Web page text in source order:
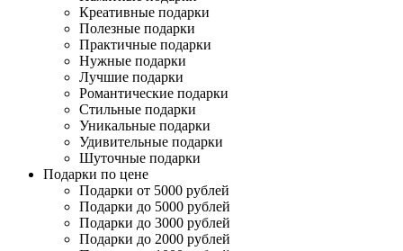
Креативные подарки
Полезные подарки
Практичные подарки
Нужные подарки
Лучшие подарки
Романтические подарки
Стильные подарки
Уникальные подарки
Удивительные подарки
Шуточные подарки
Подарки по цене
Подарки от 5000 рублей
Подарки до 5000 рублей
Подарки до 3000 рублей
Подарки до 2000 рублей